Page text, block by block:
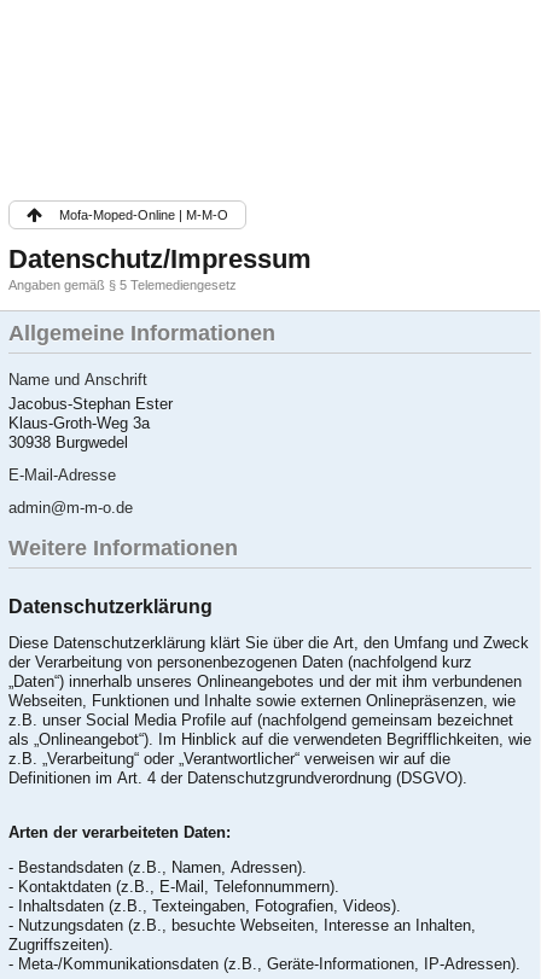
Mofa-Moped-Online | M-M-O
Datenschutz/Impressum
Angaben gemäß § 5 Telemediengesetz
Allgemeine Informationen
Name und Anschrift
Jacobus-Stephan Ester
Klaus-Groth-Weg 3a
30938 Burgwedel
E-Mail-Adresse
admin@m-m-o.de
Weitere Informationen
Datenschutzerklärung
Diese Datenschutzerklärung klärt Sie über die Art, den Umfang und Zweck
der Verarbeitung von personenbezogenen Daten (nachfolgend kurz
„Daten“) innerhalb unseres Onlineangebotes und der mit ihm verbundenen
Webseiten, Funktionen und Inhalte sowie externen Onlinepräsenzen, wie
z.B. unser Social Media Profile auf (nachfolgend gemeinsam bezeichnet
als „Onlineangebot“). Im Hinblick auf die verwendeten Begrifflichkeiten, wie
z.B. „Verarbeitung“ oder „Verantwortlicher“ verweisen wir auf die
Definitionen im Art. 4 der Datenschutzgrundverordnung (DSGVO).
Arten der verarbeiteten Daten:
- Bestandsdaten (z.B., Namen, Adressen).
- Kontaktdaten (z.B., E-Mail, Telefonnummern).
- Inhaltsdaten (z.B., Texteingaben, Fotografien, Videos).
- Nutzungsdaten (z.B., besuchte Webseiten, Interesse an Inhalten,
Zugriffszeiten).
- Meta-/Kommunikationsdaten (z.B., Geräte-Informationen, IP-Adressen).